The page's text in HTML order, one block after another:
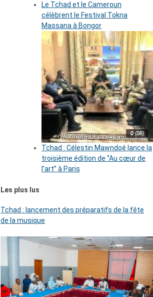
Le Tchad et le Cameroun
célèbrent le Festival Tokna
Massana à Bongor
© (DR)
Tchad : Célestin Mawndoé lance la
troisième édition de ‘’Au cœur de
l’art’’ à Paris
Les plus lus
Tchad : lancement des préparatifs de la fête
de la musique